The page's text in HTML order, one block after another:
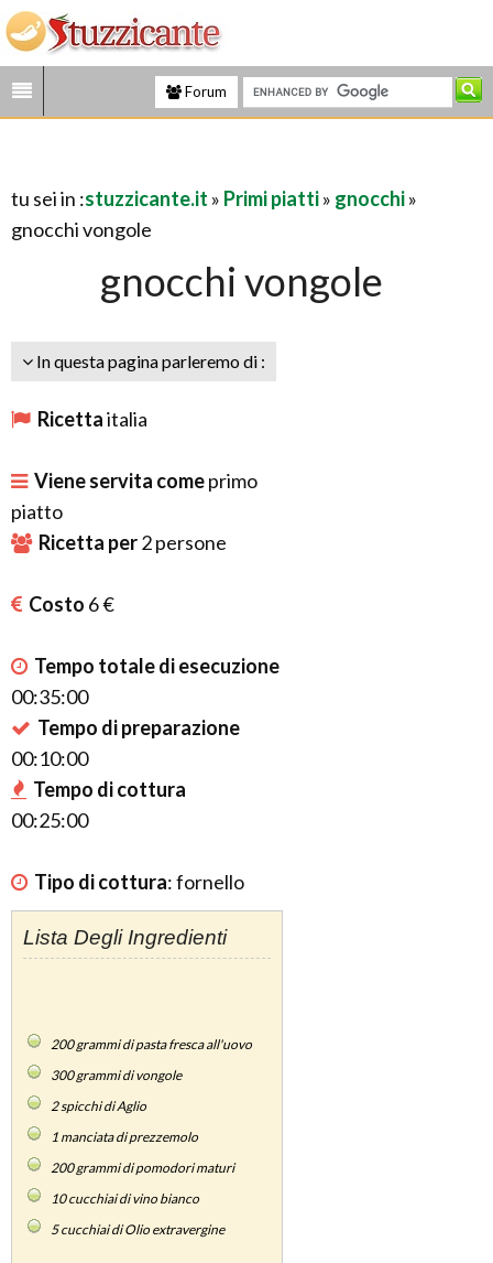
Forum
tu sei in :stuzzicante.it » Primi piatti» gnocchi»
gnocchi vongole
gnocchi vongole
In questa pagina parleremo di :
Ricettaitalia
Viene servita comeprimo
piatto
Ricetta per2persone
Costo 6 €
Tempo totale di esecuzione
00:35:00
Tempo di preparazione
00:10:00
Tempo di cottura
00:25:00
Tipo di cottura:fornello
Lista Degli Ingredienti
200grammi di pasta fresca all'uovo
300grammi di vongole
2spicchi di Aglio
1 manciata di prezzemolo
200grammi di pomodori maturi
10cucchiai di vino bianco
5cucchiai di Olio extravergine